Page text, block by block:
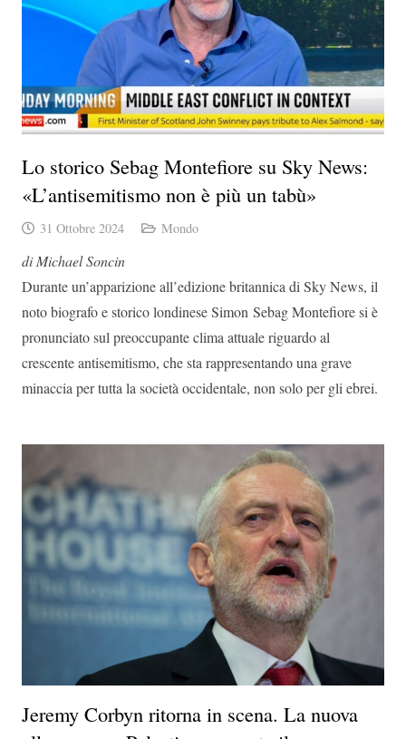
Lo storico Sebag Montefiore su Sky News:
«L’antisemitismo non è più un tabù»
31 Ottobre 2024 Mondo
di Michael Soncin
Durante un’apparizione all’edizione britannica di Sky News, il
noto biografo e storico londinese Simon Sebag Montefiore si è
pronunciato sul preoccupante clima attuale riguardo al
crescente antisemitismo, che sta rappresentando una grave
minaccia per tutta la società occidentale, non solo per gli ebrei.
Jeremy Corbyn ritorna in scena. La nuova